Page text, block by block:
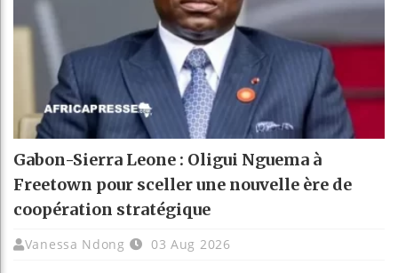
Gabon-Sierra Leone : Oligui Nguema à
Freetown pour sceller une nouvelle ère de
coopération stratégique
Vanessa Ndong 03 Aug 2026